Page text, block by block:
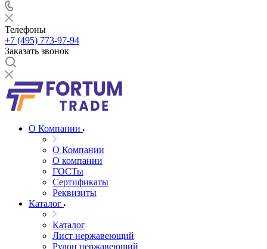
Телефоны
+7 (495) 773-97-94
Заказать звонок
О Компании
О Компании
О компании
ГОСТы
Сертификаты
Реквизиты
Каталог
Каталог
Лист нержавеющий
Рулон нержавеющий